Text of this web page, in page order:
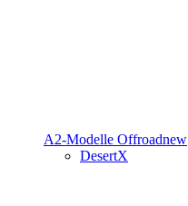
A2-Modelle Offroadnew
DesertX